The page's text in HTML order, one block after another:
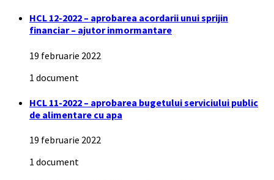
HCL 12-2022 – aprobarea acordarii unui sprijin
financiar – ajutor inmormantare
19 februarie 2022
1 document
HCL 11-2022 – aprobarea bugetului serviciului public
de alimentare cu apa
19 februarie 2022
1 document